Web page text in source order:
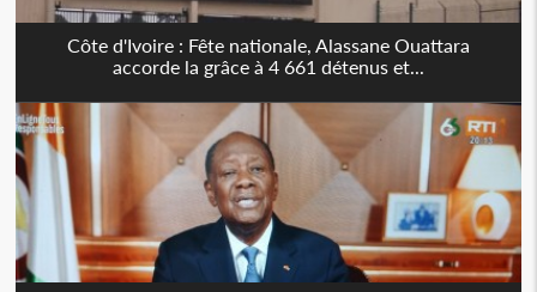
Côte d'Ivoire : Fête nationale, Alassane Ouattara
accorde la grâce à 4 661 détenus et...